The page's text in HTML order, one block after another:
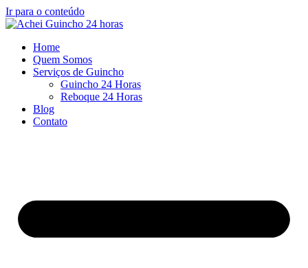
Ir para o conteúdo
Home
Quem Somos
Serviços de Guincho
Guincho 24 Horas
Reboque 24 Horas
Blog
Contato